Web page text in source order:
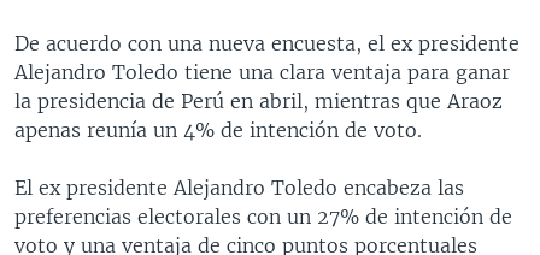
De acuerdo con una nueva encuesta, el ex presidente
Alejandro Toledo tiene una clara ventaja para ganar
la presidencia de Perú en abril, mientras que Araoz
apenas reunía un 4% de intención de voto.
El ex presidente Alejandro Toledo encabeza las
preferencias electorales con un 27% de intención de
voto y una ventaja de cinco puntos porcentuales